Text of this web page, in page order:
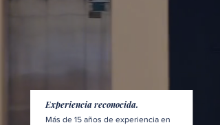
Experiencia reconocida.
Más de 15 años de experiencia en